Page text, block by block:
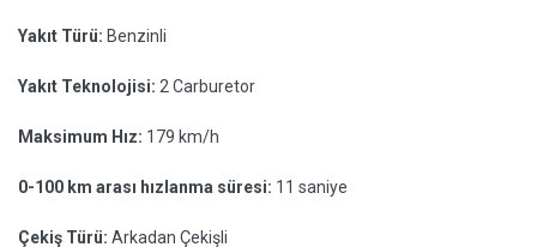
Yakıt Türü: Benzinli
Yakıt Teknolojisi: 2 Carburetor
Maksimum Hız: 179 km/h
0-100 km arası hızlanma süresi: 11 saniye
Çekiş Türü: Arkadan Çekişli